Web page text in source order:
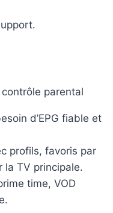
parental
d’EPG fiable et
profils, favoris par
la TV principale.
time, VOD